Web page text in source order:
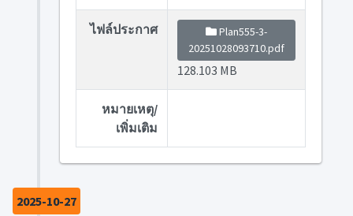
ไฟล์ประกาศ
Plan555-3-
20251028093710.pdf
128.103 MB
หมายเหตุ/
เพิ่มเติม
2025-10-27